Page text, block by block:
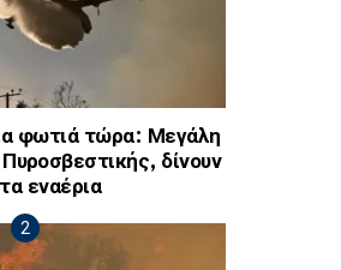
φωτιά τώρα: Μεγάλη
δίνουν
εναέρια